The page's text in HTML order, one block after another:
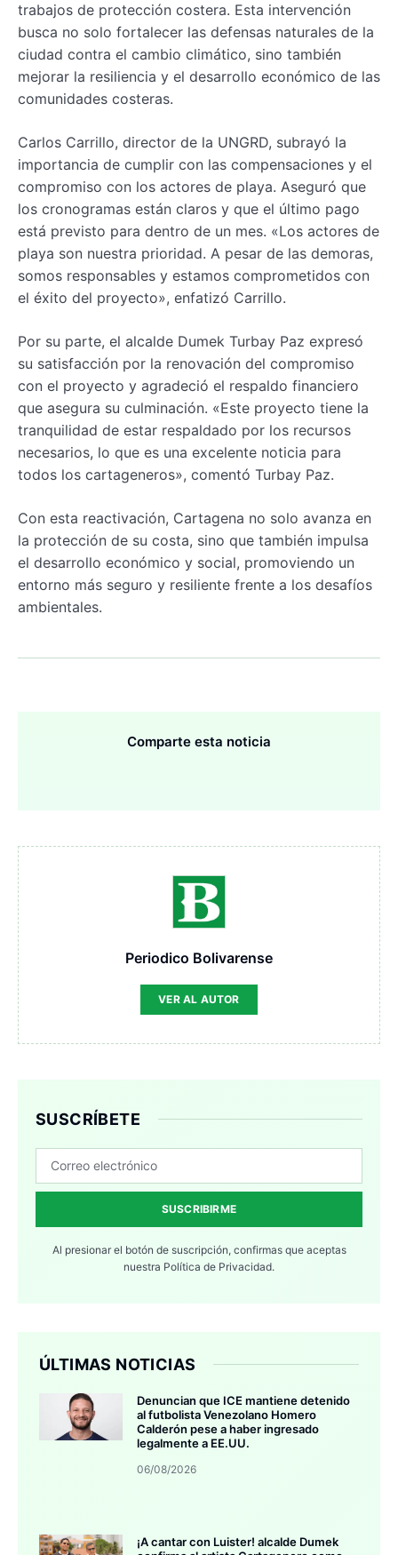
trabajos de protección costera. Esta intervención
busca no solo fortalecer las defensas naturales de la
ciudad contra el cambio climático, sino también
mejorar la resiliencia y el desarrollo económico de las
comunidades costeras.
Carlos Carrillo, director de la UNGRD, subrayó la
importancia de cumplir con las compensaciones y el
compromiso con los actores de playa. Aseguró que
los cronogramas están claros y que el último pago
está previsto para dentro de un mes. «Los actores de
playa son nuestra prioridad. A pesar de las demoras,
somos responsables y estamos comprometidos con
el éxito del proyecto», enfatizó Carrillo.
Por su parte, el alcalde Dumek Turbay Paz expresó
su satisfacción por la renovación del compromiso
con el proyecto y agradeció el respaldo financiero
que asegura su culminación. «Este proyecto tiene la
tranquilidad de estar respaldado por los recursos
necesarios, lo que es una excelente noticia para
todos los cartageneros», comentó Turbay Paz.
Con esta reactivación, Cartagena no solo avanza en
la protección de su costa, sino que también impulsa
el desarrollo económico y social, promoviendo un
entorno más seguro y resiliente frente a los desafíos
ambientales.
Comparte esta noticia
Periodico Bolivarense
VER AL AUTOR
SUSCRÍBETE
SUSCRIBIRME
Al presionar el botón de suscripción, confirmas que aceptas
nuestra Política de Privacidad.
ÚLTIMAS NOTICIAS
Denuncian que ICE mantiene detenido
al futbolista Venezolano Homero
Calderón pese a haber ingresado
legalmente a EE.UU.
06/08/2026
¡A cantar con Luister! alcalde Dumek